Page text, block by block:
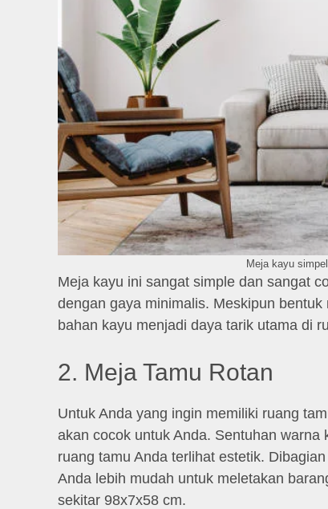
Meja kayu
Meja kayu ini sangat simple dan sangat
dengan gaya minimalis. Meskipun
bahan kayu menjadi daya tarik utama di
2. Meja Tamu Rotan
Untuk Anda yang ingin memiliki ruang
akan cocok untuk Anda. Sentuhan warna
ruang tamu Anda terlihat estetik.
Anda lebih mudah untuk meletakan
sekitar 98x7x58 cm.